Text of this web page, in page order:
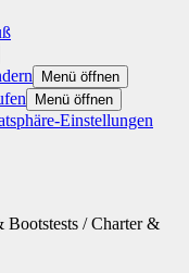
Menü öffnen
Menü öffnen
Einstellungen
/ Charter &